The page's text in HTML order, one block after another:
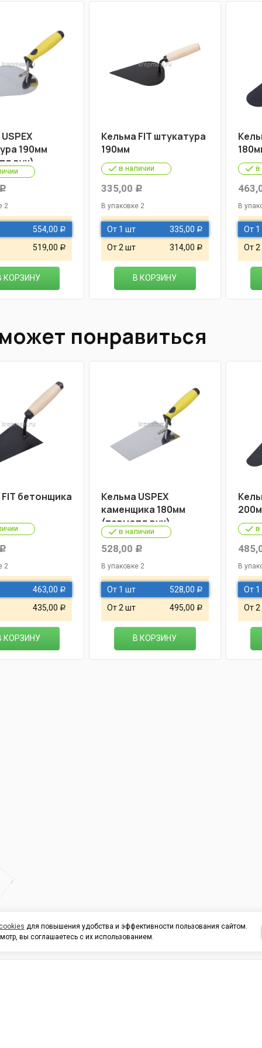
190мм
Р
2
554,00 Р
519,00 Р
КОРЗИНУ
Кельма FIT штукатура
190мм
в наличии
335,00 Р
В упаковке 2
От 1 шт 335,00 Р
От 2 шт 314,00 Р
В КОРЗИНУ
в
В
От 1
От 2
понравиться
бетонщика
Р
2
463,00 Р
435,00 Р
КОРЗИНУ
Кельма USPEX
каменщика 180мм
(термопл.руч)
в наличии
528,00 Р
В упаковке 2
От 1 шт 528,00 Р
От 2 шт 495,00 Р
В КОРЗИНУ
в
В
От 1
От 2
cookies для повышения удобства и эффективности пользования сайтом.
вы соглашаетесь с их использованием.